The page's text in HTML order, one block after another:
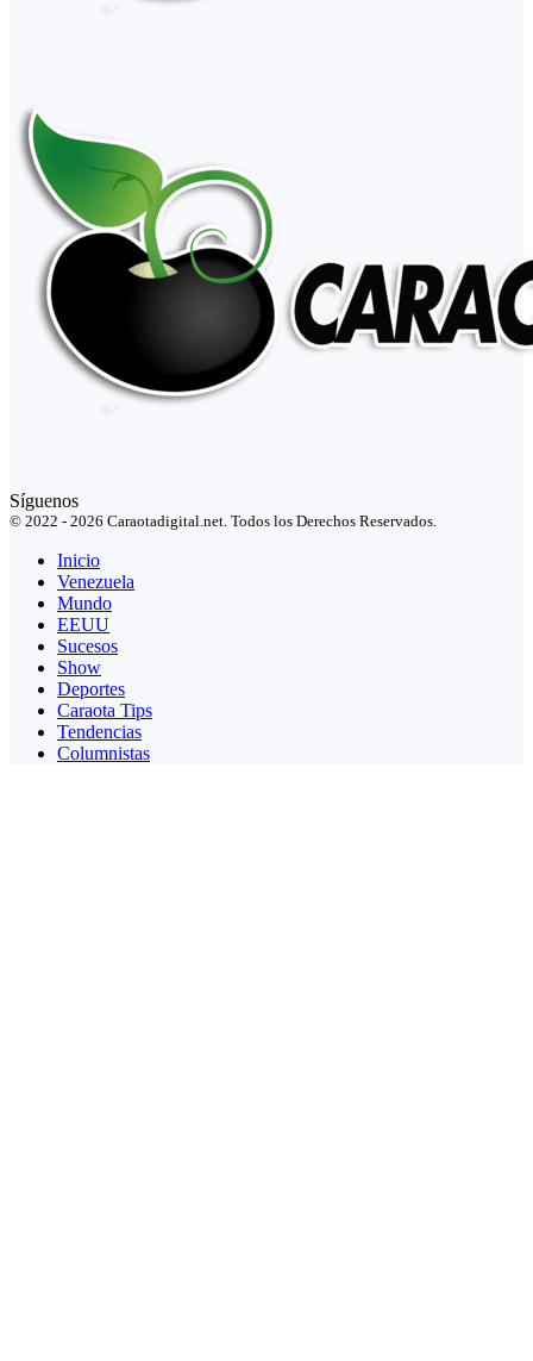
Síguenos
© 2022 - 2026 Caraotadigital.net. Todos los Derechos Reservados.
Inicio
Venezuela
Mundo
EEUU
Sucesos
Show
Deportes
Caraota Tips
Tendencias
Columnistas